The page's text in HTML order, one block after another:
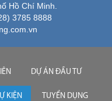
Hồ Chí Minh.
3785 8888
DỰ ÁN ĐẦU TƯ
KIỆN TUYỂN DỤNG